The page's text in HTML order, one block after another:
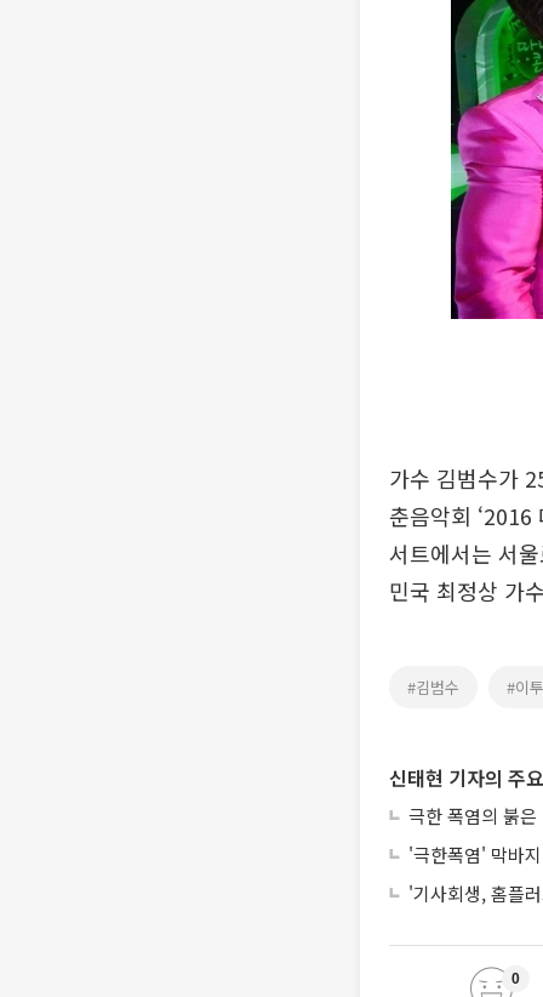
가수 김범수가
춘음악회 ‘2016
서트에서는 서
민국 최정상 가
#김범수 #이
신태현 기자의 주
극한 폭염의 붉은
'극한폭염' 막바
'기사회생, 홈플
0